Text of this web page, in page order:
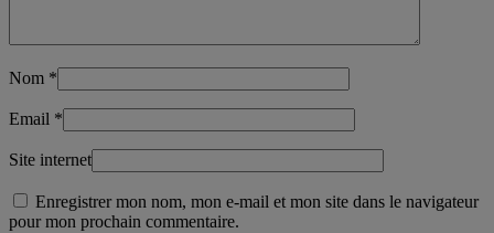
Nom *
Email *
Site internet
Enregistrer mon nom, mon e-mail et mon site dans le navigateur
pour mon prochain commentaire.